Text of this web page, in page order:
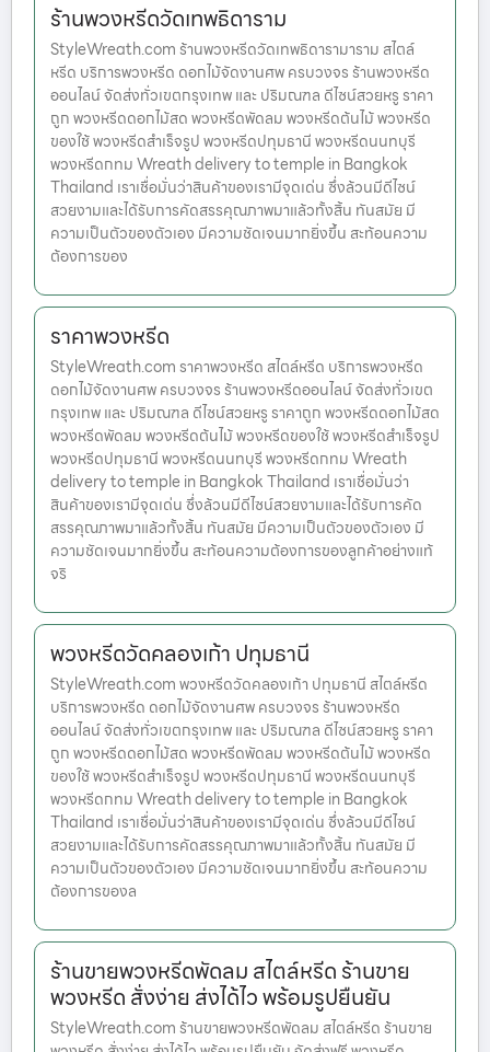
ร้านพวงหรีดวัดเทพธิดาราม
StyleWreath.com ร้านพวงหรีดวัดเทพธิดารามาราม สไตล์
หรีด บริการพวงหรีด ดอกไม้จัดงานศพ ครบวงจร ร้านพวงหรีด
ออนไลน์ จัดส่งทั่วเขตกรุงเทพ และ ปริมณฑล ดีไซน์สวยหรู ราคา
ถูก พวงหรีดดอกไม้สด พวงหรีดพัดลม พวงหรีดต้นไม้ พวงหรีด
ของใช้ พวงหรีดสำเร็จรูป พวงหรีดปทุมธานี พวงหรีดนนทบุรี
พวงหรีดกทม Wreath delivery to temple in Bangkok
Thailand เราเชื่อมั่นว่าสินค้าของเรามีจุดเด่น ซึ่งล้วนมีดีไซน์
สวยงามและได้รับการคัดสรรคุณภาพมาแล้วทั้งสิ้น ทันสมัย มี
ความเป็นตัวของตัวเอง มีความชัดเจนมากยิ่งขึ้น สะท้อนความ
ต้องการของ
ราคาพวงหรีด
StyleWreath.com ราคาพวงหรีด สไตล์หรีด บริการพวงหรีด
ดอกไม้จัดงานศพ ครบวงจร ร้านพวงหรีดออนไลน์ จัดส่งทั่วเขต
กรุงเทพ และ ปริมณฑล ดีไซน์สวยหรู ราคาถูก พวงหรีดดอกไม้สด
พวงหรีดพัดลม พวงหรีดต้นไม้ พวงหรีดของใช้ พวงหรีดสำเร็จรูป
พวงหรีดปทุมธานี พวงหรีดนนทบุรี พวงหรีดกทม Wreath
delivery to temple in Bangkok Thailand เราเชื่อมั่นว่า
สินค้าของเรามีจุดเด่น ซึ่งล้วนมีดีไซน์สวยงามและได้รับการคัด
สรรคุณภาพมาแล้วทั้งสิ้น ทันสมัย มีความเป็นตัวของตัวเอง มี
ความชัดเจนมากยิ่งขึ้น สะท้อนความต้องการของลูกค้าอย่างแท้
จริ
พวงหรีดวัดคลองเก้า ปทุมธานี
StyleWreath.com พวงหรีดวัดคลองเก้า ปทุมธานี สไตล์หรีด
บริการพวงหรีด ดอกไม้จัดงานศพ ครบวงจร ร้านพวงหรีด
ออนไลน์ จัดส่งทั่วเขตกรุงเทพ และ ปริมณฑล ดีไซน์สวยหรู ราคา
ถูก พวงหรีดดอกไม้สด พวงหรีดพัดลม พวงหรีดต้นไม้ พวงหรีด
ของใช้ พวงหรีดสำเร็จรูป พวงหรีดปทุมธานี พวงหรีดนนทบุรี
พวงหรีดกทม Wreath delivery to temple in Bangkok
Thailand เราเชื่อมั่นว่าสินค้าของเรามีจุดเด่น ซึ่งล้วนมีดีไซน์
สวยงามและได้รับการคัดสรรคุณภาพมาแล้วทั้งสิ้น ทันสมัย มี
ความเป็นตัวของตัวเอง มีความชัดเจนมากยิ่งขึ้น สะท้อนความ
ต้องการของล
ร้านขายพวงหรีดพัดลม สไตล์หรีด ร้านขาย
พวงหรีด สั่งง่าย ส่งได้ไว พร้อมรูปยืนยัน
StyleWreath.com ร้านขายพวงหรีดพัดลม สไตล์หรีด ร้านขาย